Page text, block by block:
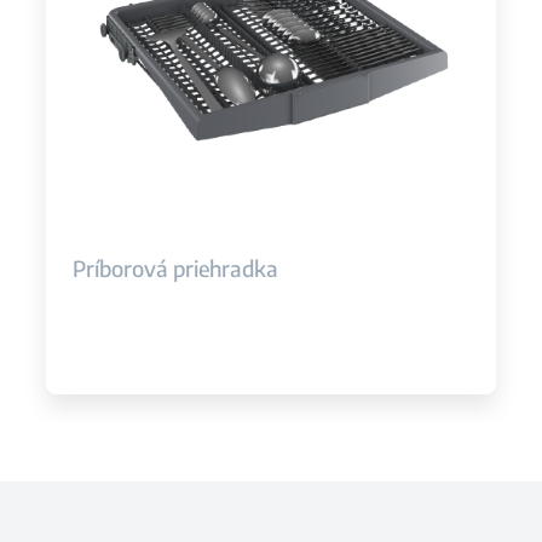
Príborová priehradka